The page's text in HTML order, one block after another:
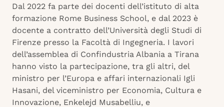
Dal 2022 fa parte dei docenti dell’istituto di alta
formazione Rome Business School, e dal 2023 è
docente a contratto dell’Università degli Studi di
Firenze presso la Facoltà di Ingegneria. I lavori
dell’assemblea di Confindustria Albania a Tirana
hanno visto la partecipazione, tra gli altri, del
ministro per l’Europa e affari internazionali Igli
Hasani, del viceministro per Economia, Cultura e
Innovazione, Enkelejd Musabelliu, e